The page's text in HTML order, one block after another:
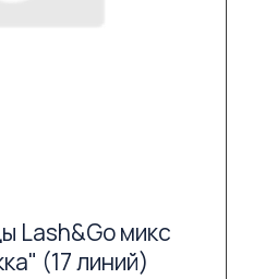
Lash&Go микс
(17 линий)